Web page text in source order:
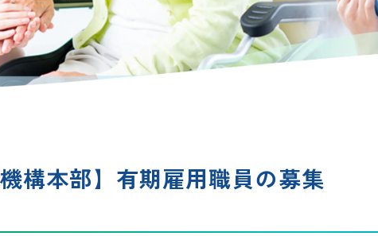
機構本部】有期雇用職員の募集